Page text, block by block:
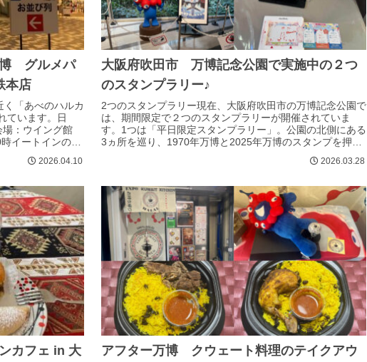
博 グルメパ
本店
「あべのハルカ
ています。日
：ウイング館
イートインの営
2026.04.10
大阪府吹田市 万博記念公園で実施中の２つ
のスタンプラリー♪
2つのスタンプラリー現在、大阪府吹田市の万博記念公園で
は、期間限定で２つのスタンプラリーが開催されていま
す。1つは「平日限定スタンプラリー」。公園の北側にある
3ヵ所を巡り、1970年万博と2025年万博のスタンプを押せ
2026.03.28
カフェ in 大
アフター万博 クウェート料理のテイクアウ